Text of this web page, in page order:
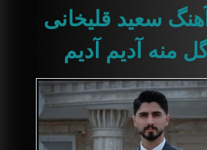
سعید قلیخانی
منه آدیم آدیم